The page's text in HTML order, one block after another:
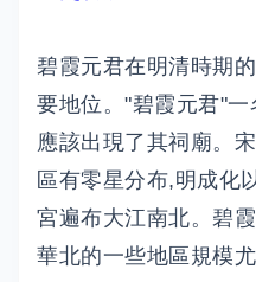
碧霞元君在明清時期
要地位。"碧霞元君"
應該出現了其祠廟。
區有零星分布,明成化
宮遍布大江南北。碧
華北的一些地區規模